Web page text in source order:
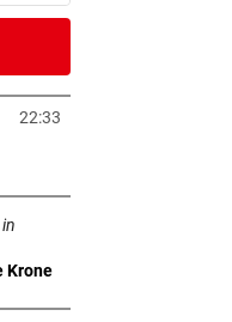
++
22:33
Tab öffnen
neuem Tab öffnen
Krone